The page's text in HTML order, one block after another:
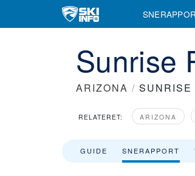
Sunrise
ARIZONA / SUNRISE
RELATERET: ARIZONA
GUIDE SNERAPPORT